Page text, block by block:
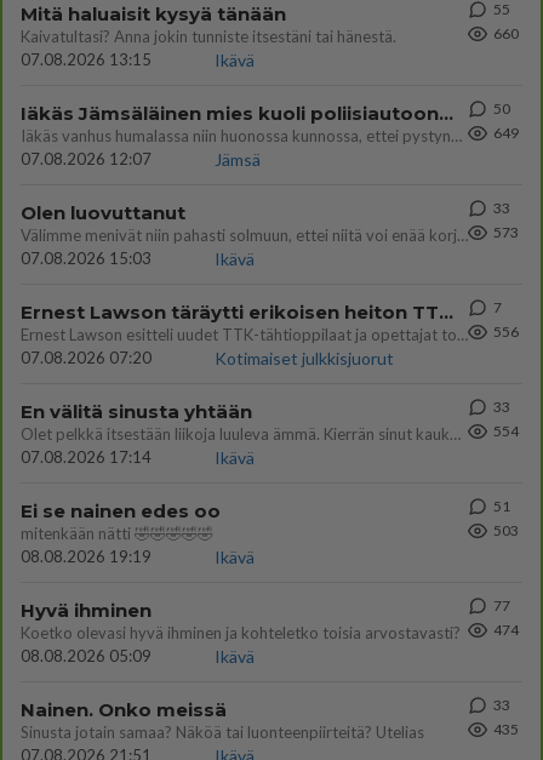
Mitä haluaisit kysyä tänään
Kaivatultasi? Anna jokin tunniste itsestäni tai hänestä.
07.08.2026 13:15
Ikävä
55
660
Iäkäs Jämsäläinen mies kuoli poliisiautoon matkalla Jyväskylän putkaan
Iäkäs vanhus humalassa niin huonossa kunnossa, ettei pystynyt huolehtimaan itsestään niin ainoa apu sillä hetkellä oli
07.08.2026 12:07
Jämsä
50
649
Olen luovuttanut
Välimme menivät niin pahasti solmuun, ettei niitä voi enää korjata. On aika jatkaa elämässä eteenpäin. Toivon sulle kaik
07.08.2026 15:03
Ikävä
33
573
Ernest Lawson täräytti erikoisen heiton TTK-lehdistötilaisuudessa: " Onko tässä tarkoituksena...?"
Ernest Lawson esitteli uudet TTK-tähtioppilaat ja opettajat torstaina 6.8. lehdistölle. Tulevalla kaudella on yksi hausk
07.08.2026 07:20
Kotimaiset julkkisjuorut
7
556
En välitä sinusta yhtään
Olet pelkkä itsestään liikoja luuleva ämmä. Kierrän sinut kaukaa nyt ja aina. Olit mulle pelkkä lelu vaan.
07.08.2026 17:14
Ikävä
33
554
Ei se nainen edes oo
mitenkään nätti 🤣🤣🤣🤣🤣
08.08.2026 19:19
Ikävä
51
503
Hyvä ihminen
Koetko olevasi hyvä ihminen ja kohteletko toisia arvostavasti?
08.08.2026 05:09
Ikävä
77
474
Nainen. Onko meissä
Sinusta jotain samaa? Näköä tai luonteenpiirteitä? Utelias
07.08.2026 21:51
Ikävä
33
435